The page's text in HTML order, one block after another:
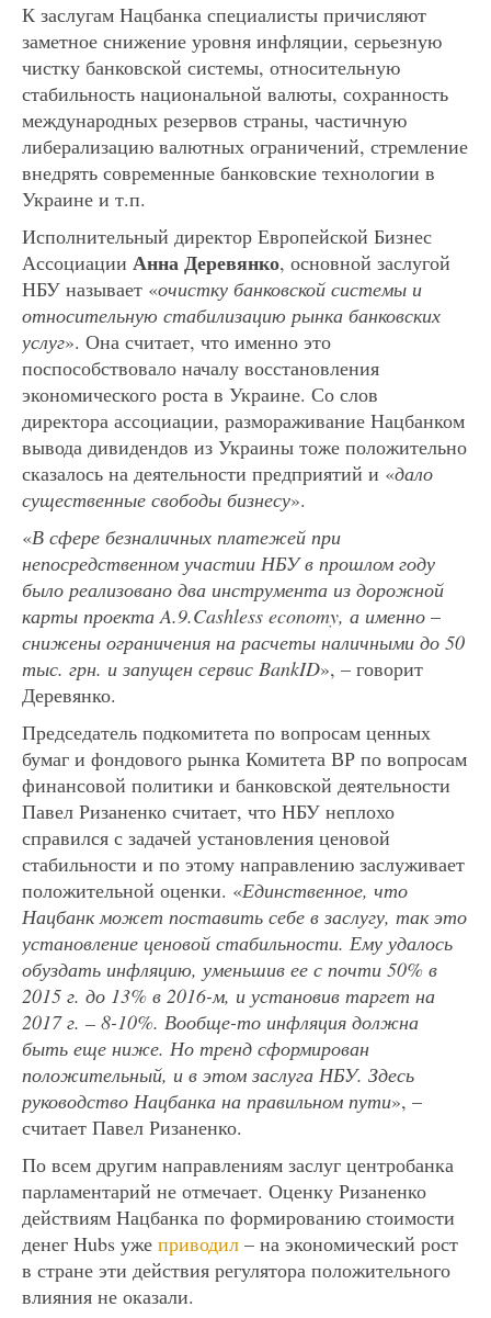
К заслугам Нацбанка специалисты причисляют
заметное снижение уровня инфляции, серьезную
чистку банковской системы, относительную
стабильность национальной валюты, сохранность
международных резервов страны, частичную
либерализацию валютных ограничений, стремление
внедрять современные банковские технологии в
Украине и т.п.
Исполнительный директор Европейской Бизнес
Ассоциации Анна Деревянко, основной заслугой
НБУ называет «очистку банковской системы и
относительную стабилизацию рынка банковских
услуг». Она считает, что именно это
поспособствовало началу восстановления
экономического роста в Украине. Со слов
директора ассоциации, размораживание Нацбанком
вывода дивидендов из Украины тоже положительно
сказалось на деятельности предприятий и «дало
существенные свободы бизнесу».
«В сфере безналичных платежей при
непосредственном участии НБУ в прошлом году
было реализовано два инструмента из дорожной
карты проекта A.9.Cashless economy, а именно –
снижены ограничения на расчеты наличными до 50
тыс. грн. и запущен сервис BankID», – говорит
Деревянко.
Председатель подкомитета по вопросам ценных
бумаг и фондового рынка Комитета ВР по вопросам
финансовой политики и банковской деятельности
Павел Ризаненко считает, что НБУ неплохо
справился с задачей установления ценовой
стабильности и по этому направлению заслуживает
положительной оценки. «Единственное, что
Нацбанк может поставить себе в заслугу, так это
установление ценовой стабильности. Ему удалось
обуздать инфляцию, уменьшив ее с почти 50% в
2015 г. до 13% в 2016-м, и установив таргет на
2017 г. – 8-10%. Вообще-то инфляция должна
быть еще ниже. Но тренд сформирован
положительный, и в этом заслуга НБУ. Здесь
руководство Нацбанка на правильном пути», –
считает Павел Ризаненко.
По всем другим направлениям заслуг центробанка
парламентарий не отмечает. Оценку Ризаненко
действиям Нацбанка по формированию стоимости
денег Hubs уже приводил – на экономический рост
в стране эти действия регулятора положительного
влияния не оказали.